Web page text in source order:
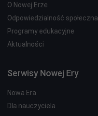
O Nowej Erze
Odpowiedzialność społeczna
Programy edukacyjne
Aktualności
Serwisy Nowej Ery
Nowa Era
Dla nauczyciela